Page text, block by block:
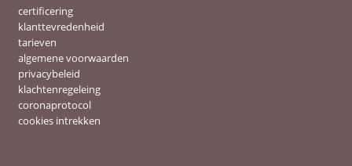
certificering
klanttevredenheid
tarieven
algemene voorwaarden
privacybeleid
klachtenregeleing
coronaprotocol
cookies intrekken